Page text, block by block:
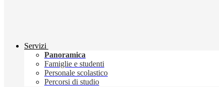
Servizi
Panoramica
Famiglie e studenti
Personale scolastico
Percorsi di studio